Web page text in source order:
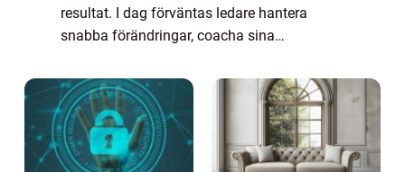
resultat. I dag förväntas ledare hantera
snabba förändringar, coacha sina
och samtidigt leverera goda affärsresultat. I
en växande ...